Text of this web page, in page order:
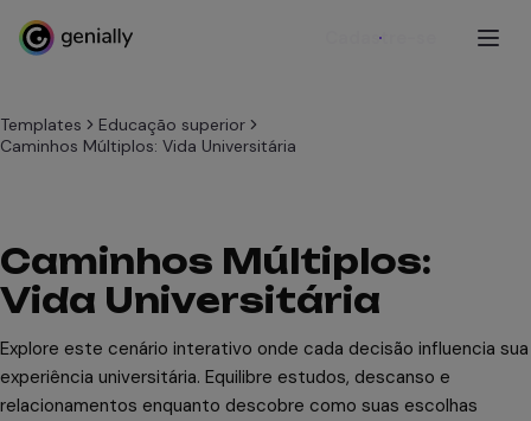
Cadastre-se
Templates
Educação superior
Caminhos Múltiplos: Vida Universitária
Caminhos Múltiplos:
Vida Universitária
Explore este cenário interativo onde cada decisão influencia sua
experiência universitária. Equilibre estudos, descanso e
relacionamentos enquanto descobre como suas escolhas